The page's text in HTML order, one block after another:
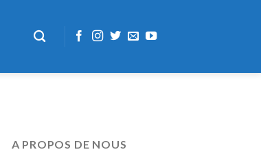
A PROPOS DE NOUS